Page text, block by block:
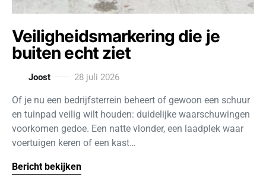
Veiligheidsmarkering die je
buiten echt ziet
Joost 28 juli 2026
Of je nu een bedrijfsterrein beheert of gewoon een schuur
en tuinpad veilig wilt houden: duidelijke waarschuwingen
voorkomen gedoe. Een natte vlonder, een laadplek waar
voertuigen keren of een kast…
Bericht bekijken